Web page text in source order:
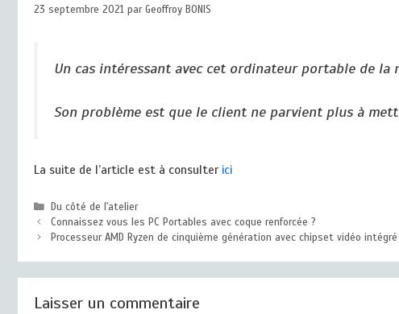
23 septembre 2021 parGeoffroy BONIS
Un cas intéressant avec cet ordinateur portable de la
Son problème est que le client ne parvient plus à
La suite de l’article est à consulter ici
Catégories
Du côté de l'atelier
Connaissez vous les PC Portables avec coque renforcée ?
Processeur AMD Ryzen de cinquième génération avec chipset vidéo intégré
Laisser un commentaire